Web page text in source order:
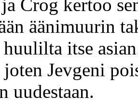
Crog kertoo
äänimuurin
itse
joten Jevgeni
uudestaan.